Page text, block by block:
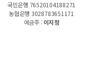
국민은행 76520104188271
농협은행 3028783651171
예금주 :이지정